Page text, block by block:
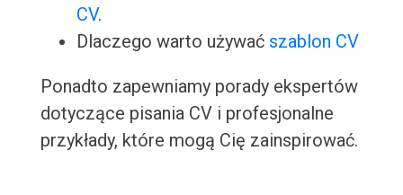
CV.
Dlaczego warto używać szablon CV
Ponadto zapewniamy porady ekspertów
dotyczące pisania CV i profesjonalne
przykłady, które mogą Cię zainspirować.